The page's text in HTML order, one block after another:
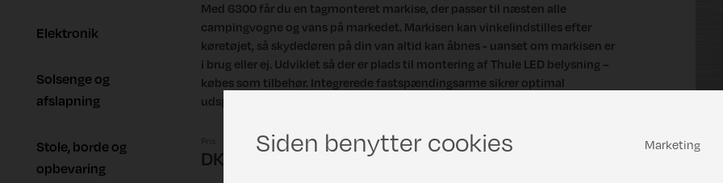
Elektronik
Solsenge og
afslapning
Stole, borde og
opbevaring
Med 6300 får du en tagmonteret markise, der passer til næsten alle
campingvogne og vans på markedet. Markisen kan vinkelindstilles efter
køretøjet, så skydedøren på din van altid kan åbnes - uanset om markisen er
i brug eller ej. Udviklet så der er plads til montering af Thule LED belysning –
købes som tilbehør. Integrerede fastspændingsarme sikrer optimal
udspænding af markisedugen. Husk monteringsbeslag.
DKK 11.185,00
Siden benytter cookies Marketing